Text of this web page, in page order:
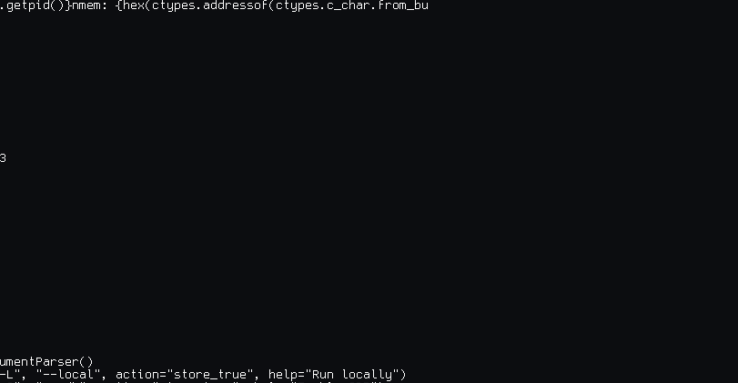
{hex(ctypes.addressof(ctypes.c_char.from_bu
L", "--local", action="store_true", help="Run locally")